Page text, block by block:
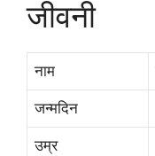
जीवनी
नाम
जन्मदिन
उम्र